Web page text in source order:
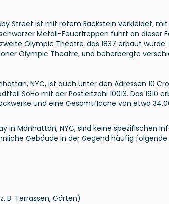
Street ist mit rotem Backstein verkleidet,
Metall-Feuertreppen führt an dieser
Olympic Theatre, das 1837 erbaut
Olympic Theatre, und beherbergte
NYC, ist auch unter den Adressen 10
SoHo mit der Postleitzahl 10013. Das 1910
und eine Gesamtfläche von etwa
in Manhattan, NYC, sind keine spezifischen
Gebäude in der Gegend häufig
B. Terrassen, Gärten)